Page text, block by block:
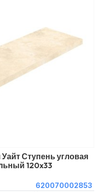
Ступень угловая
120x33
620070002853